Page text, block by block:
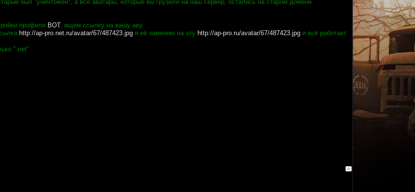
был "уничтожен", а все аватары, которые вы грузили на наш сервер, остались на старом домене.
профиля ВОТ, ищем ссылку на вашу аву.
http://ap-pro.net.ru/avatar/67/487423.jpg я её заменяю на эту http://ap-pro.ru/avatar/67/487423.jpg и всё работает
".net"